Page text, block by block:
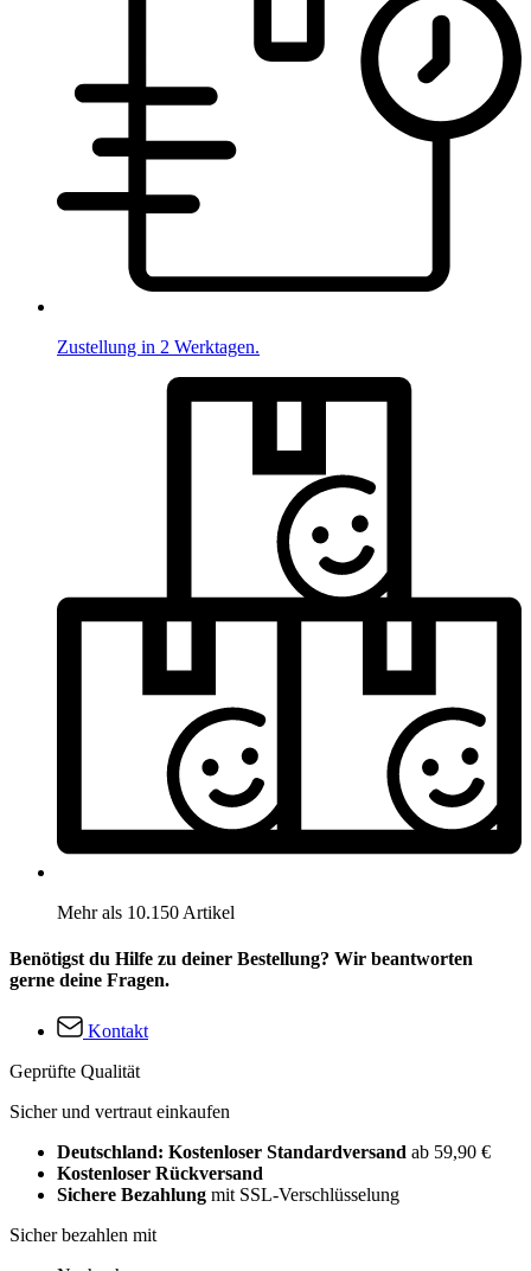
Zustellung in 2 Werktagen.
Mehr als 10.150 Artikel
Benötigst du Hilfe zu deiner Bestellung? Wir beantworten
gerne deine Fragen.
Kontakt
Geprüfte Qualität
Sicher und vertraut einkaufen
Deutschland: Kostenloser Standardversand ab 59,90 €
Kostenloser Rückversand
Sichere Bezahlung mit SSL-Verschlüsselung
Sicher bezahlen mit